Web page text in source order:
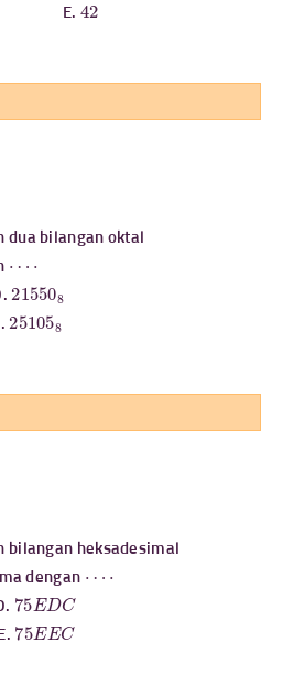
42
dua bilangan oktal
21550
25105
bilangan heksadesimal
dengan
75EDC
75EEC